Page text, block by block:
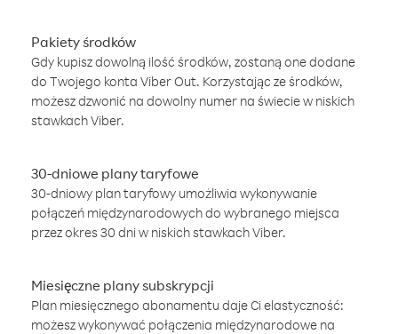
Pakiety środków
Gdy kupisz dowolną ilość środków, zostaną one dodane
do Twojego konta Viber Out. Korzystając ze środków,
możesz dzwonić na dowolny numer na świecie w niskich
stawkach Viber.
30-dniowe plany taryfowe
30-dniowy plan taryfowy umożliwia wykonywanie
połączeń międzynarodowych do wybranego miejsca
przez okres 30 dni w niskich stawkach Viber.
Miesięczne plany subskrypcji
Plan miesięcznego abonamentu daje Ci elastyczność:
możesz wykonywać połączenia międzynarodowe na